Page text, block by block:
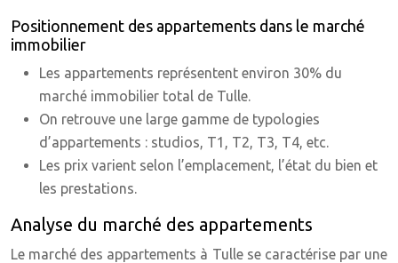
Positionnement des appartements dans le marché
immobilier
Les appartements représentent environ 30% du
marché immobilier total de Tulle.
On retrouve une large gamme de typologies
d’appartements : studios, T1, T2, T3, T4, etc.
Les prix varient selon l’emplacement, l’état du bien et
les prestations.
Analyse du marché des appartements
Le marché des appartements à Tulle se caractérise par une